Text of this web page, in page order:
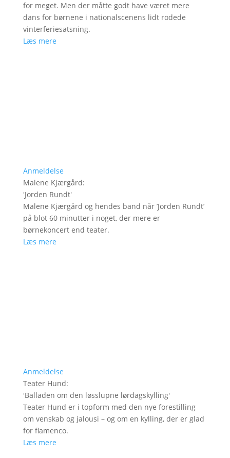
for meget. Men der måtte godt have været mere
dans for børnene i nationalscenens lidt rodede
vinterferiesatsning.
Læs mere
Anmeldelse
Malene Kjærgård:
'Jorden Rundt'
Malene Kjærgård og hendes band når ’Jorden Rundt’
på blot 60 minutter i noget, der mere er
børnekoncert end teater.
Læs mere
Anmeldelse
Teater Hund:
'Balladen om den løsslupne lørdagskylling'
Teater Hund er i topform med den nye forestilling
om venskab og jalousi – og om en kylling, der er glad
for flamenco.
Læs mere